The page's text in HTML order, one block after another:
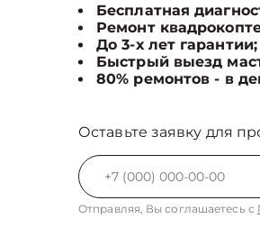
Бесплатная
Ремонт
До 3-х лет гарантии;
Быстрый выезд
80% ремонтов - в
Оставьте заявку для
Отправляя, Вы соглашаетесь с